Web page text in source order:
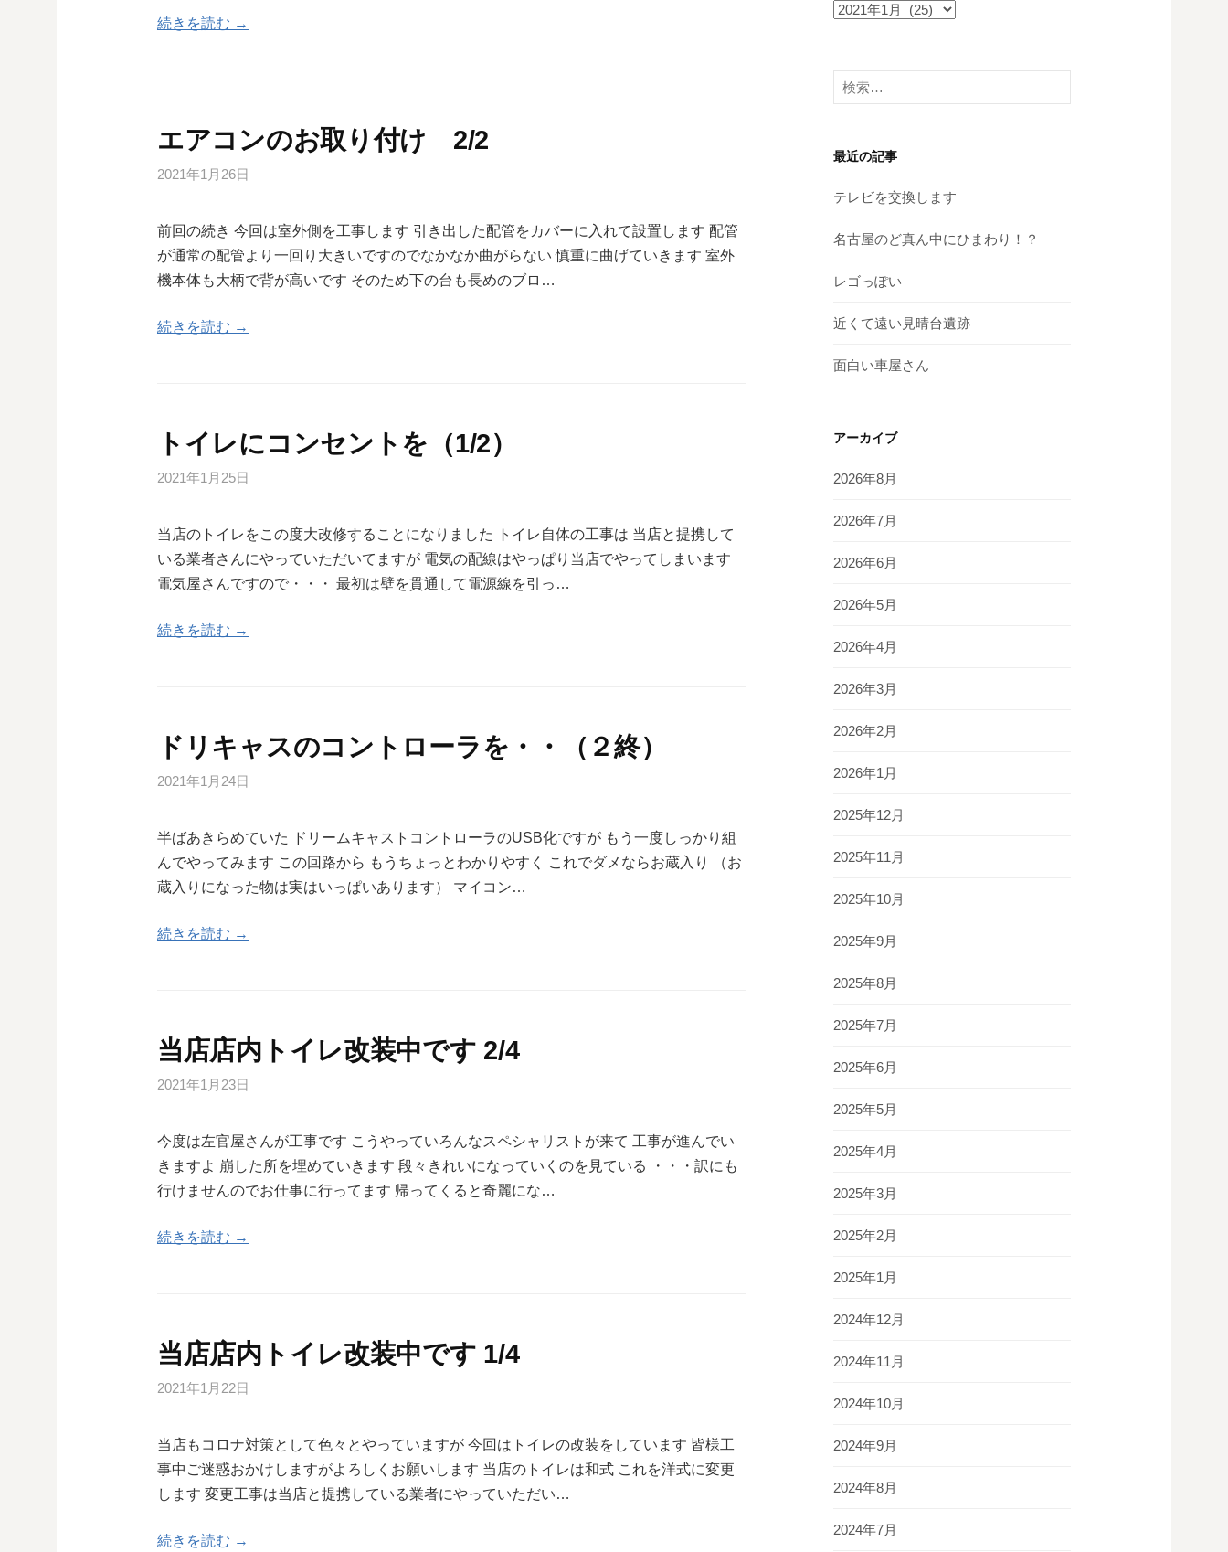
続きを読む →
エアコンのお取り付け 2/2
2021年1月26日
前回の続き 今回は室外側を工事します 引き出した配管をカバーに入れて設置します 配管
が通常の配管より一回り大きいですのでなかなか曲がらない 慎重に曲げていきます 室外
機本体も大柄で背が高いです そのため下の台も長めのブロ…
続きを読む →
トイレにコンセントを（1/2）
2021年1月25日
当店のトイレをこの度大改修することになりました トイレ自体の工事は 当店と提携して
いる業者さんにやっていただいてますが 電気の配線はやっぱり当店でやってしまいます
電気屋さんですので・・・ 最初は壁を貫通して電源線を引っ…
続きを読む →
ドリキャスのコントローラを・・（２終）
2021年1月24日
半ばあきらめていた ドリームキャストコントローラのUSB化ですが もう一度しっかり組
んでやってみます この回路から もうちょっとわかりやすく これでダメならお蔵入り （お
蔵入りになった物は実はいっぱいあります） マイコン…
続きを読む →
当店店内トイレ改装中です 2/4
2021年1月23日
今度は左官屋さんが工事です こうやっていろんなスペシャリストが来て 工事が進んでい
きますよ 崩した所を埋めていきます 段々きれいになっていくのを見ている ・・・訳にも
行けませんのでお仕事に行ってます 帰ってくると奇麗にな…
続きを読む →
当店店内トイレ改装中です 1/4
2021年1月22日
当店もコロナ対策として色々とやっていますが 今回はトイレの改装をしています 皆様工
事中ご迷惑おかけしますがよろしくお願いします 当店のトイレは和式 これを洋式に変更
します 変更工事は当店と提携している業者にやっていただい…
続きを読む →
過
投
稿
検
索:
最近の記事
テレビを交換します
名古屋のど真ん中にひまわり！？
レゴっぽい
近くて遠い見晴台遺跡
面白い車屋さん
アーカイブ
2026年8月
2026年7月
2026年6月
2026年5月
2026年4月
2026年3月
2026年2月
2026年1月
2025年12月
2025年11月
2025年10月
2025年9月
2025年8月
2025年7月
2025年6月
2025年5月
2025年4月
2025年3月
2025年2月
2025年1月
2024年12月
2024年11月
2024年10月
2024年9月
2024年8月
2024年7月